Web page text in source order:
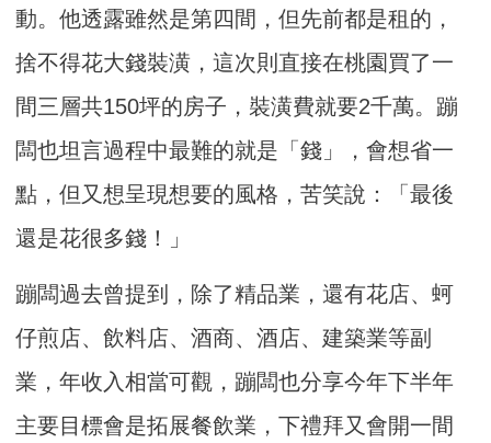
動。他透露雖然是第四間，但先前都是租的，
捨不得花大錢裝潢，這次則直接在桃園買了一
間三層共150坪的房子，裝潢費就要2千萬。蹦
闆也坦言過程中最難的就是「錢」，會想省一
點，但又想呈現想要的風格，苦笑說：「最後
還是花很多錢！」
蹦闆過去曾提到，除了精品業，還有花店、蚵
仔煎店、飲料店、酒商、酒店、建築業等副
業，年收入相當可觀，蹦闆也分享今年下半年
主要目標會是拓展餐飲業，下禮拜又會開一間